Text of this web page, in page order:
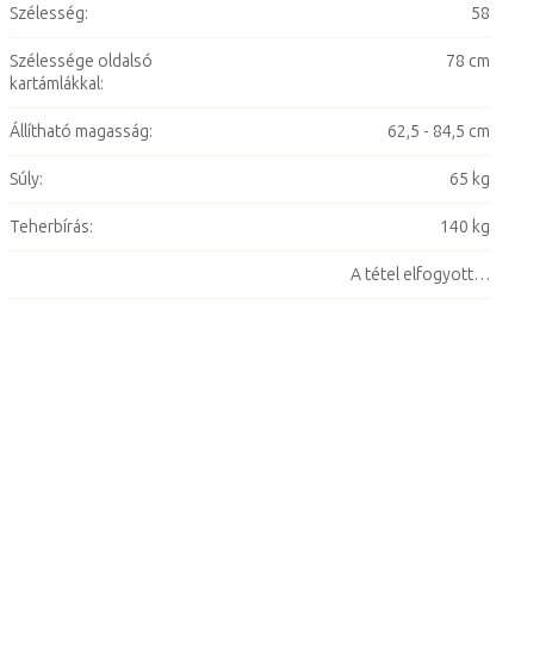
Szélesség: 58
Szélessége oldalsó
kartámlákkal:
78 cm
Állítható magasság: 62,5 - 84,5 cm
Súly: 65 kg
Teherbírás: 140 kg
A tétel elfogyott…